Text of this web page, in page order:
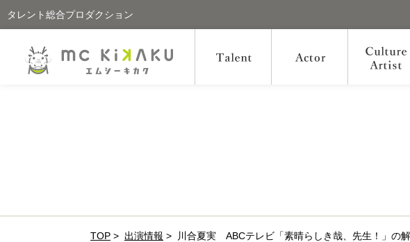
タレント総合プロダクション
TOP > 出演情報 > 川合夏実 ABCテレビ「素晴らしき哉、先生！」の